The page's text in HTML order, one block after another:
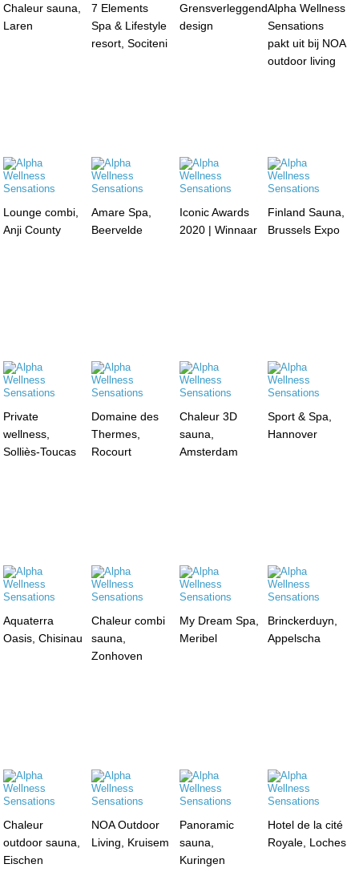
Chaleur sauna,
Laren
7 Elements
Spa & Lifestyle
resort, Sociteni
Grensverleggend
design
Alpha Wellness
Sensations
pakt uit bij NOA
outdoor living
Lounge combi,
Anji County
Amare Spa,
Beervelde
Iconic Awards
2020 | Winnaar
Finland Sauna,
Brussels Expo
Private
wellness,
Solliès-Toucas
Domaine des
Thermes,
Rocourt
Chaleur 3D
sauna,
Amsterdam
Sport & Spa,
Hannover
Aquaterra
Oasis, Chisinau
Chaleur combi
sauna,
Zonhoven
My Dream Spa,
Meribel
Brinckerduyn,
Appelscha
Chaleur
outdoor sauna,
Eischen
NOA Outdoor
Living, Kruisem
Panoramic
sauna,
Kuringen
Hotel de la cité
Royale, Loches